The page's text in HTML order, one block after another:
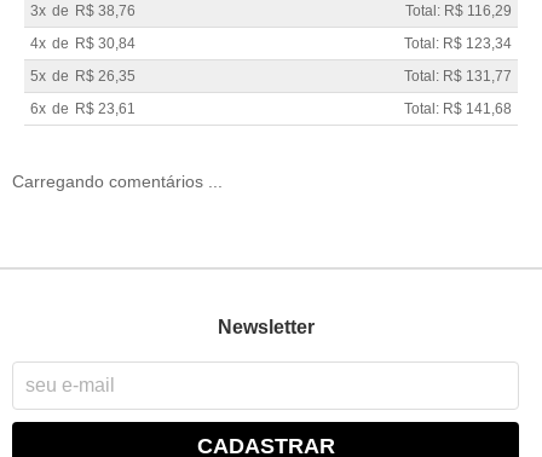
3x de R$ 38,76
Total: R$ 116,29
4x de R$ 30,84
Total: R$ 123,34
5x de R$ 26,35
Total: R$ 131,77
6x de R$ 23,61 Total: R$ 141,68
Carregando comentários ...
Newsletter
CADASTRAR